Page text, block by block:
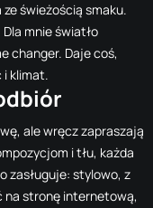
świeżością smaku.
mnie światło
changer. Daje coś,
i klimat.
ale wręcz zapraszają
i tłu, każda
zasługuje: stylowo, z
na stronę internetową,